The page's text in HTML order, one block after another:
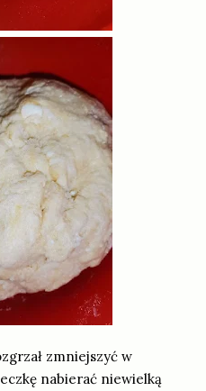
zmniejszyć w
nabierać niewielką